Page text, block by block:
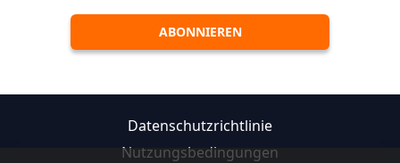
Datenschutzrichtlinie
Nutzungsbedingungen